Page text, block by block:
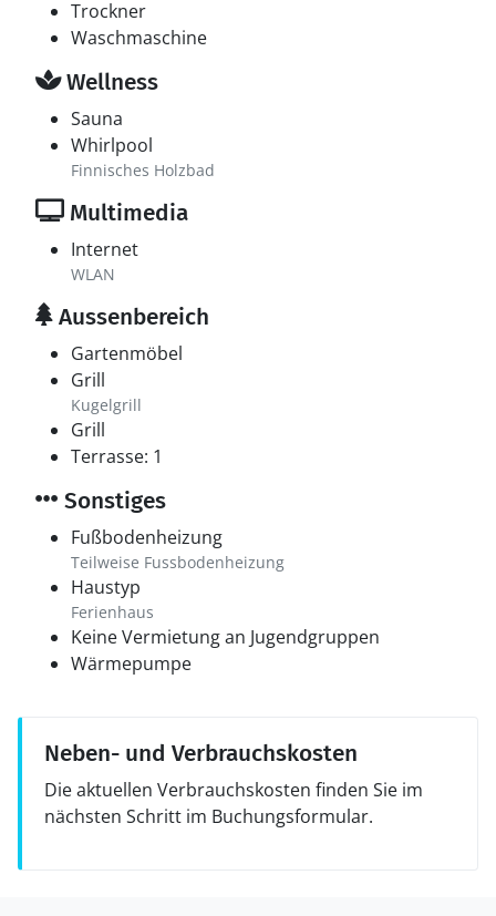
Trockner
Waschmaschine
Wellness
Sauna
Whirlpool
Finnisches Holzbad
Multimedia
Internet
WLAN
Aussenbereich
Gartenmöbel
Grill
Kugelgrill
Grill
Terrasse: 1
Sonstiges
Fußbodenheizung
Teilweise Fussbodenheizung
Haustyp
Ferienhaus
Keine Vermietung an Jugendgruppen
Wärmepumpe
Neben- und Verbrauchskosten
Die aktuellen Verbrauchskosten finden Sie im
nächsten Schritt im Buchungsformular.